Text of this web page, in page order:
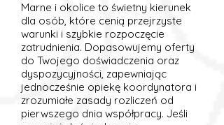
Marne i okolice to świetny kierunek
dla osób, które cenią przejrzyste
warunki i szybkie rozpoczęcie
zatrudnienia. Dopasowujemy oferty
do Twojego doświadczenia oraz
dyspozycyjności, zapewniając
jednocześnie opiekę koordynatora i
zrozumiałe zasady rozliczeń od
pierwszego dnia współpracy. Jeśli